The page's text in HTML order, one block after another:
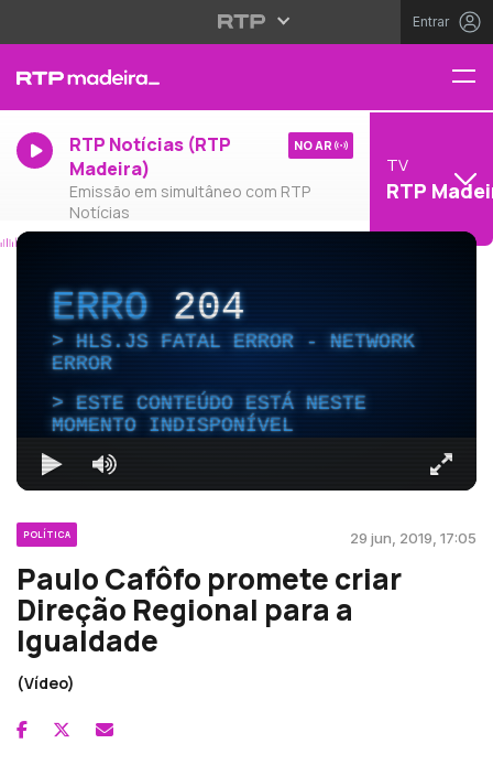
Entrar
RTP Notícias (RTP
Madeira)
Emissão em simultâneo com RTP
Notícias
NO AR
TV
RTP
ERRO204
HLS.JS FATAL ERROR - NETWORK
ERROR
ESTE CONTEÚDO ESTÁ NESTE
MOMENTO INDISPONÍVEL
POLÍTICA 29 jun, 2019, 17:05
Paulo Cafôfo promete criar
Direção Regional para a
Igualdade
(Vídeo)